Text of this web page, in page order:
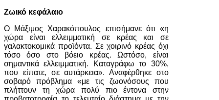
Ζωικό κεφάλαιο
Ο Μάξιμος Χαρακόπουλος επισήμανε ότι «η
χώρα είναι ελλειμματική σε κρέας και σε
γαλακτοκομικά προϊόντα. Σε χοιρινό κρέας όχι
τόσο όσο στο βόειο κρέας. Ωστόσο, είναι
σημαντικά ελλειμματική. Καταγράφω το 30%,
που είπατε, σε αυτάρκεια». Αναφέρθηκε στο
σοβαρό πρόβλημα «με τις ζωονόσους που
πλήττουν τη χώρα πολύ πιο έντονα στην